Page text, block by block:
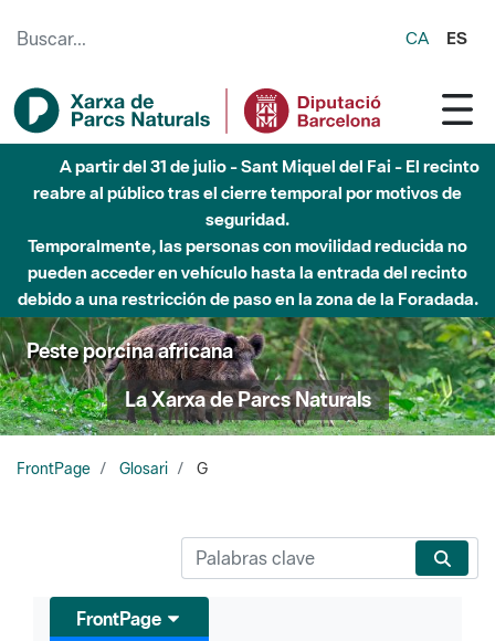
CA ES
A partir del 31 de julio - Sant Miquel del Fai - El recinto
reabre al público tras el cierre temporal por motivos de
seguridad.
Temporalmente, las personas con movilidad reducida no
pueden acceder en vehículo hasta la entrada del recinto
debido a una restricción de paso en la zona de la Foradada.
Peste porcina africana
La Xarxa de Parcs Naturals
FrontPage Glosari G
FrontPage